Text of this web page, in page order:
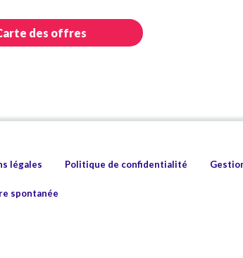
des offres
légales Politique de confidentialité
spontanée